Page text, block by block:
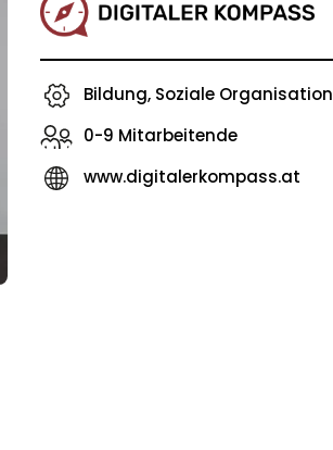
Bildung, Soziale Organisation
0-9 Mitarbeitende
www.digitalerkompass.at